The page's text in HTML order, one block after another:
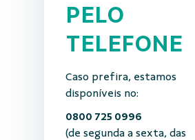
PELO
TELEFONE
Caso prefira, estamos
disponíveis no:
0800 725 0996
(de segunda a sexta, das